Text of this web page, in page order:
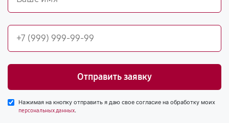
Отправить заявку
Нажимая на кнопку отправить я даю свое согласие на обработку моих
персональных данных.